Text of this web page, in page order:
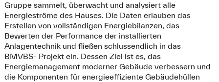
Gruppe sammelt, überwacht und analysiert alle
Energieströme des Hauses. Die Daten erlauben das
Erstellen von vollständigen Energiebilanzen, das
Bewerten der Performance der installierten
Anlagentechnik und fließen schlussendlich in das
BMVBS- Projekt ein. Dessen Ziel ist es, das
Energiemanagement moderner Gebäude verbessern und
die Komponenten für energieeffiziente Gebäudehüllen